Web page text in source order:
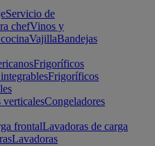
Servicio de
chefVinos y
VajillaBandejas
Frigoríficos
Frigoríficos
verticalesCongeladores
frontalLavadoras de carga
Lavadoras